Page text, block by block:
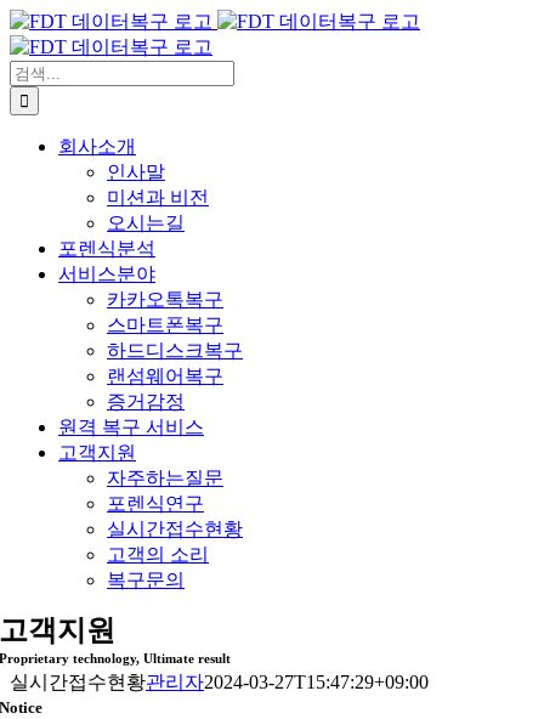
콘
텐
츠
로
건
검
색:
회사소개
인사말
미션과 비전
오시는길
포렌식분석
서비스분야
카카오톡복구
스마트폰복구
하드디스크복구
랜섬웨어복구
증거감정
원격 복구 서비스
고객지원
자주하는질문
포렌식연구
실시간접수현황
고객의 소리
복구문의
고객지원
Proprietary technology, Ultimate result
실시간접수현황관리자2024-03-27T15:47:29+09:00
Notice